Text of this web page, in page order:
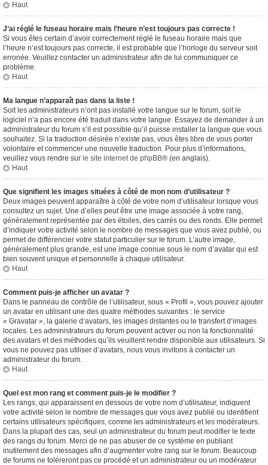
Haut
J’ai réglé le fuseau horaire mais l’heure n’est toujours pas correcte !
Si vous êtes certain d’avoir correctement réglé le fuseau horaire mais que
l’heure n’est toujours pas correcte, il est probable que l’horloge du serveur soit
erronée. Veuillez contacter un administrateur afin de lui communiquer ce
problème.
Haut
Ma langue n’apparaît pas dans la liste !
Soit les administrateurs n’ont pas installé votre langue sur le forum, soit le
logiciel n’a pas encore été traduit dans votre langue. Essayez de demander à un
administrateur du forum s’il est possible qu’il puisse installer la langue que vous
souhaitez. Si la traduction désirée n’existe pas, vous êtes libre de vous porter
volontaire et commencer une nouvelle traduction. Pour plus d’informations,
veuillez vous rendre sur le site internet de phpBB® (en anglais).
Haut
Que signifient les images situées à côté de mon nom d’utilisateur ?
Deux images peuvent apparaître à côté de votre nom d’utilisateur lorsque vous
consultez un sujet. Une d’elles peut être une image associée à votre rang,
généralement représentée par des étoiles, des carrés ou des ronds. Elle permet
d’indiquer votre activité selon le nombre de messages que vous avez publié, ou
permet de différencier votre statut particulier sur le forum. L’autre image,
généralement plus grande, est une image connue sous le nom d’avatar qui est
bien souvent unique et personnelle à chaque utilisateur.
Haut
Comment puis-je afficher un avatar ?
Dans le panneau de contrôle de l’utilisateur, sous « Profil », vous pouvez ajouter
un avatar en utilisant une des quatre méthodes suivantes : le service
« Gravatar », la galerie d’avatars, les images distantes ou le transfert d’images
locales. Les administrateurs du forum peuvent activer ou non la fonctionnalité
des avatars et des méthodes qu’ils veuillent rendre disponible aux utilisateurs. Si
vous ne pouvez pas utiliser d’avatars, nous vous invitons à contacter un
administrateur du forum.
Haut
Quel est mon rang et comment puis-je le modifier ?
Les rangs, qui apparaissent en dessous de votre nom d’utilisateur, indiquent
votre activité selon le nombre de messages que vous avez publié ou identifient
certains utilisateurs spécifiques, comme les administrateurs et les modérateurs.
Dans la plupart des cas, seul un administrateur du forum peut modifier le texte
des rangs du forum. Merci de ne pas abuser de ce système en publiant
inutilement des messages afin d’augmenter votre rang sur le forum. Beaucoup
de forums ne toléreront pas ce procédé et un administrateur ou un modérateur